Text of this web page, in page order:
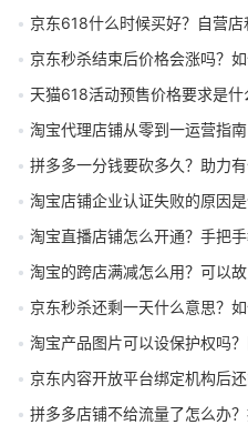
京东618什么时候买好？自营店
京东秒杀结束后价格会涨吗？如
天猫618活动预售价格要求是什
淘宝代理店铺从零到一运营指
拼多多一分钱要砍多久？助力有
淘宝店铺企业认证失败的原因
淘宝直播店铺怎么开通？手把
淘宝的跨店满减怎么用？可以
京东秒杀还剩一天什么意思？如
淘宝产品图片可以设保护权吗
京东内容开放平台绑定机构后
拼多多店铺不给流量了怎么办